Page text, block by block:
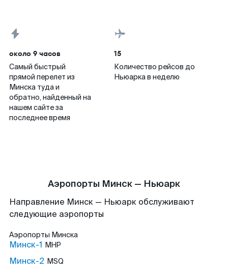
около 9 часов
Самый быстрый
прямой перелет из
Минска туда и
обратно, найденный на
нашем сайте за
последнее время
15
Количество рейсов до
Ньюарка в неделю
Аэропорты Минск — Ньюарк
Направление Минск — Ньюарк обслуживают
следующие аэропорты
Аэропорты Минска
Минск-1 MHP
Минск-2 MSQ